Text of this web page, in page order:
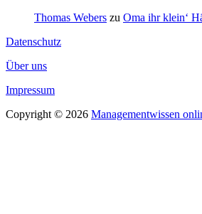
Thomas Webers zu Oma ihr klein‘
Datenschutz
Über uns
Impressum
Copyright © 2026 Managementwissen